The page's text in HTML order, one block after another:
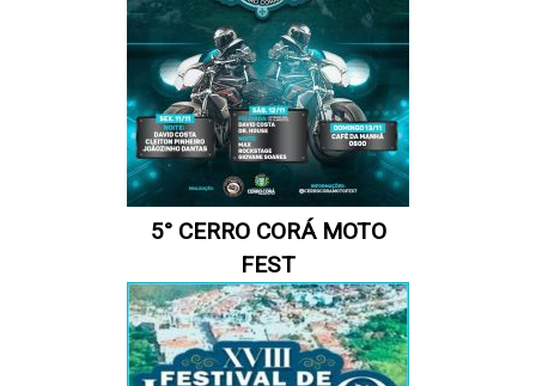
5° CERRO CORÁ MOTO
FEST